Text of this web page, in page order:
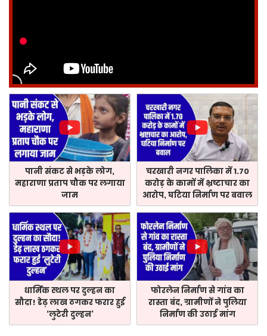
पानी संकट से भड़के लोग,
महाराणा प्रताप चौक पर लगाया
जाम
चरखारी नगर पालिका में 1.70
करोड़ के कामों में भ्रष्टाचार का
आरोप, घटिया निर्माण पर बवाल
धार्मिक स्थल पर दुल्हन का
सौदा! डेढ़ लाख ठगकर फरार हुई
‘लुटेरी दुल्हन’
फोरलेन निर्माण से गांव का
रास्ता बंद, ग्रामीणों ने पुलिया
निर्माण की उठाई मांग